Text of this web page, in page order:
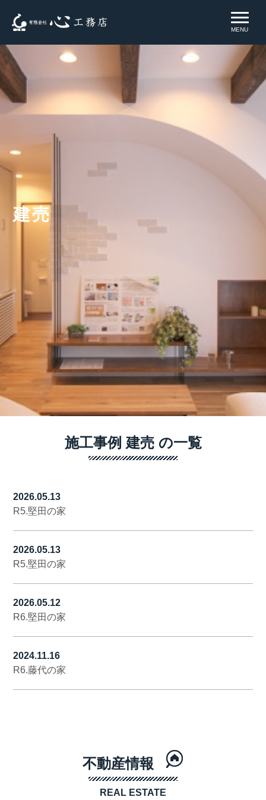
MENU
建売
施工事例 建売 の一覧
2026.05.13
R5.堅田の家
2026.05.13
R5.堅田の家
2026.05.12
R6.堅田の家
2024.11.16
R6.藤代の家
不動産情報
REAL ESTATE